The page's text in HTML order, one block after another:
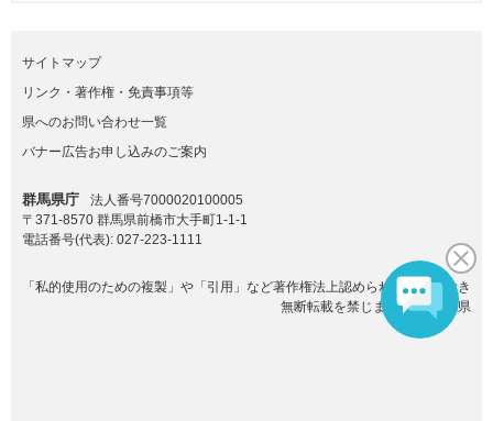
サイトマップ
リンク・著作権・免責事項等
県へのお問い合わせ一覧
バナー広告お申し込みのご案内
群馬県庁
法人番号7000020100005
〒371-8570 群馬県前橋市大手町1-1-1
電話番号(代表): 027-223-1111
「私的使用のための複製」や「引用」など著作権法上認められた場合を除き
無断転載を禁じます。(C)群馬県